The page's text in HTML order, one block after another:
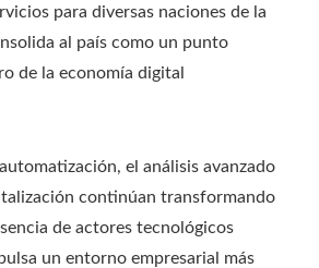
para diversas naciones de la
al país como un punto
de la economía digital
el análisis avanzado
continúan transformando
de actores tecnológicos
un entorno empresarial más